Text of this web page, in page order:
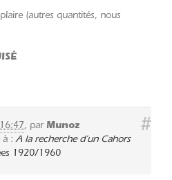
(autres quantités, nous
#
, par Munoz
à :A la recherche d’un Cahors
1920/1960